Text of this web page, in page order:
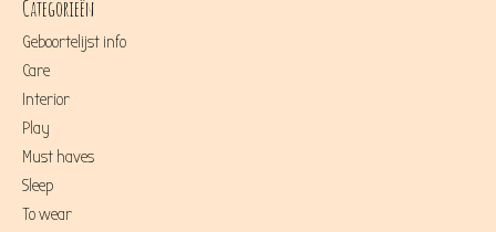
Categorieën
Geboortelijst info
Care
Interior
Play
Must haves
Sleep
To wear